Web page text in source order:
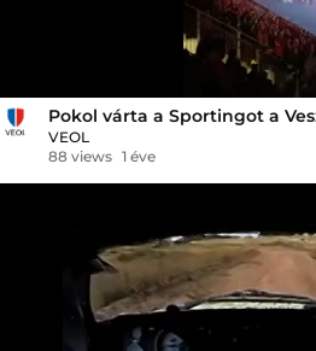
Pokol várta a Sportingot a
VEOL
88 views 1 éve